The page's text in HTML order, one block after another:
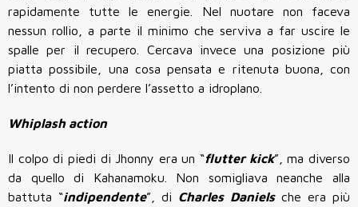
rapidamente tutte le energie. Nel nuotare non faceva
nessun rollio, a parte il minimo che serviva a far uscire le
spalle per il recupero. Cercava invece una posizione più
piatta possibile, una cosa pensata e ritenuta buona, con
l’intento di non perdere l’assetto a idroplano.
Whiplash action
Il colpo di piedi di Jhonny era un “flutter kick”, ma diverso
da quello di Kahanamoku. Non somigliava neanche alla
battuta “indipendente”, di Charles Danielsche era più